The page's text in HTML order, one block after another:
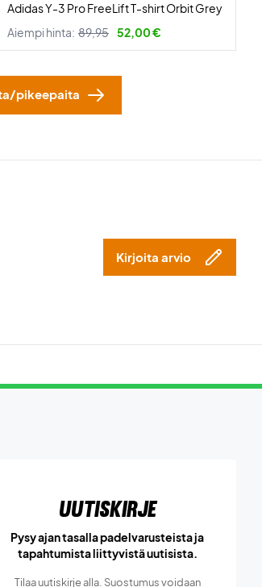
Adidas Y-3 Pro FreeLift T-shirt Orbit Grey
Aiempi hinta: 89,95 52,00 €
pikeepaita
Kirjoita arvio
Uutiskirje
Pysy ajan tasalla padelvarusteista ja
tapahtumista liittyvistä uutisista.
Tilaa uutiskirje alla. Suostumus voidaan